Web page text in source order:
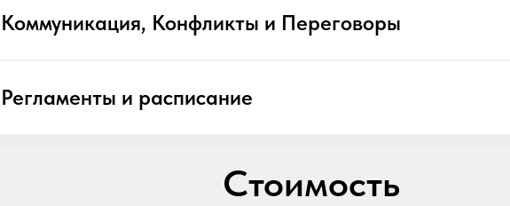
Коммуникация, Конфликты и Переговоры
Регламенты и расписание
Стоимость